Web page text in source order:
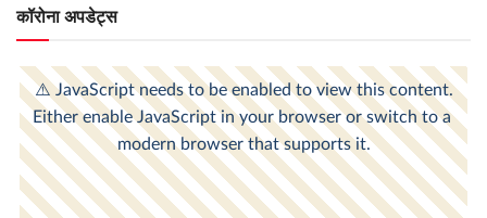
कॉरोना अपडेट्स